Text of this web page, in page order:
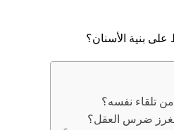
بنية الأسنان؟
تلقاء نفسه؟
بغرز ضرس العقل؟